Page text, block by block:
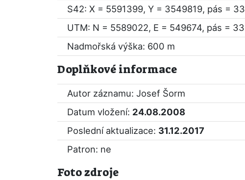
S42: X = 5591399, Y = 3549819, pás = 33
UTM: N = 5589022, E = 549674, pás = 33
Nadmořská výška: 600 m
Doplňkové informace
Autor záznamu: Josef Šorm
Datum vložení: 24.08.2008
Poslední aktualizace: 31.12.2017
Patron: ne
Foto zdroje